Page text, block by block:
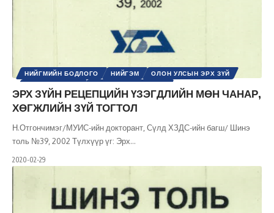
НИЙГМИЙН БОДЛОГО НИЙГЭМ
ОЛОН УЛСЫН ЭРХ ЗҮЙ
ЭРХ ЗҮЙН РЕЦЕПЦИЙН ҮЗЭГДЛИЙН МӨН ЧАНАР,
ХӨГЖЛИЙН ЗҮЙ ТОГТОЛ
Н.Отгончимэг/МУИС-ийн докторант, Сүлд ХЗДС-ийн багш/ Шинэ
толь №39, 2002 Түлхүүр үг: Эрх…
2020-02-29